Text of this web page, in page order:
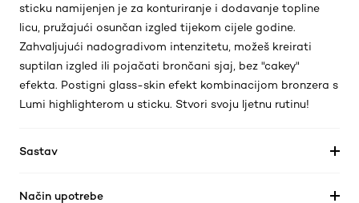
sticku namijenjen je za konturiranje i dodavanje topline
licu, pružajući osunčan izgled tijekom cijele godine.
Zahvaljujući nadogradivom intenzitetu, možeš kreirati
suptilan izgled ili pojačati brončani sjaj, bez "cakey"
efekta. Postigni glass-skin efekt kombinacijom bronzera s
Lumi highlighterom u sticku. Stvori svoju ljetnu rutinu!
Sastav
Način upotrebe